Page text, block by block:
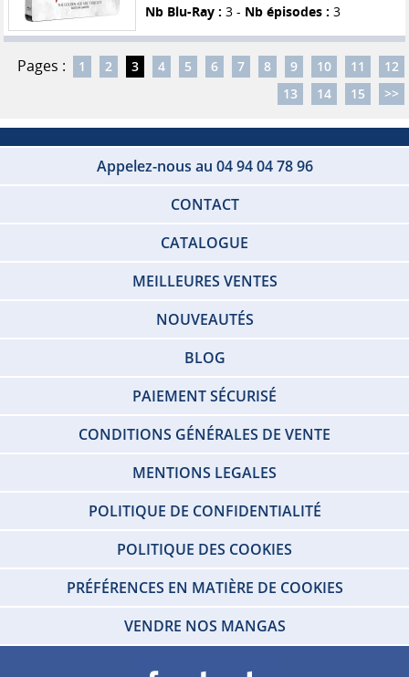
Nb Blu-Ray : 3 - Nb épisodes : 3
Pages : 1 2 3 4 5 6 7 8 9 10 11
12
13
14 15 >>
Appelez-nous au 04 94 04 78 96
CONTACT
CATALOGUE
MEILLEURES VENTES
NOUVEAUTÉS
BLOG
PAIEMENT SÉCURISÉ
CONDITIONS GÉNÉRALES DE VENTE
MENTIONS LEGALES
POLITIQUE DE CONFIDENTIALITÉ
POLITIQUE DES COOKIES
PRÉFÉRENCES EN MATIÈRE DE COOKIES
VENDRE NOS MANGAS